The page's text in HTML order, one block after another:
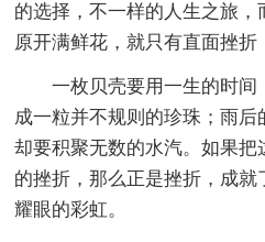
的选择，不一样的人生之旅
原开满鲜花，就只有直面挫折
一枚贝壳要用一生的时
成一粒并不规则的珍珠；雨后
却要积聚无数的水汽。如果
的挫折，那么正是挫折，成就
耀眼的彩虹。